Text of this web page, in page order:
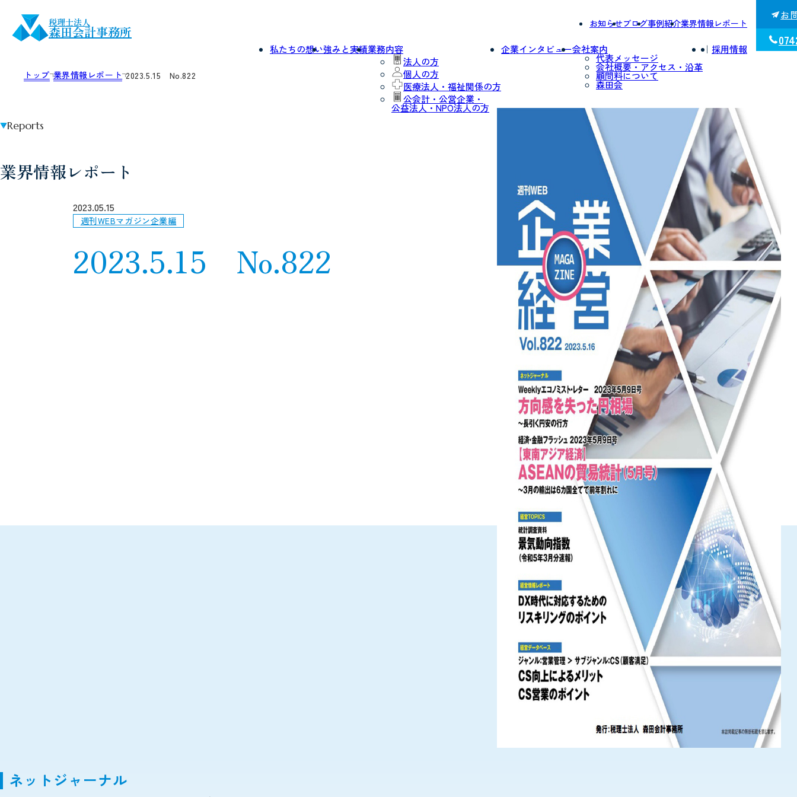
税理士法人
森田会計事務所 お知らせブログ事例紹介業界情報レポート
私たちの想い強みと実績業務内容
法人の方
個人の方
医療法人・福祉関係の方
公会計・公営企業・
公益法人・NPO法人の方
企業インタビュー会社案内
代表メッセージ
会社概要・アクセス・沿革
顧問料について
森田会
｜ 採用情報
お
トップ 業界情報レポート 2023.5.15 No.822
業界情報レポート
Reports
2023.05.15
週刊WEBマガジン企業編
2023.5.15 No.822
ネットジャーナル